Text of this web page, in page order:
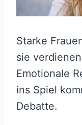
Starke
sie
Emotionale
ins Spiel
Debatte.